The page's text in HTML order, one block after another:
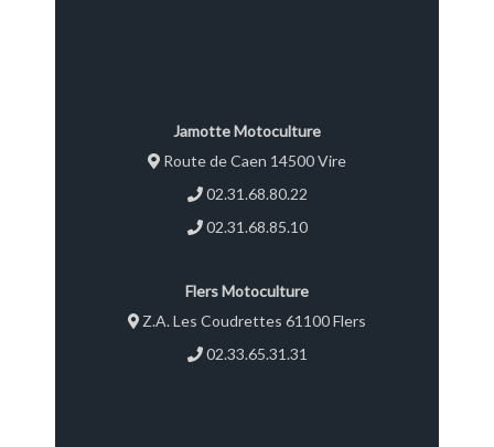
Jamotte Motoculture
Route de Caen 14500 Vire
02.31.68.80.22
02.31.68.85.10
Flers Motoculture
Z.A. Les Coudrettes 61100 Flers
02.33.65.31.31